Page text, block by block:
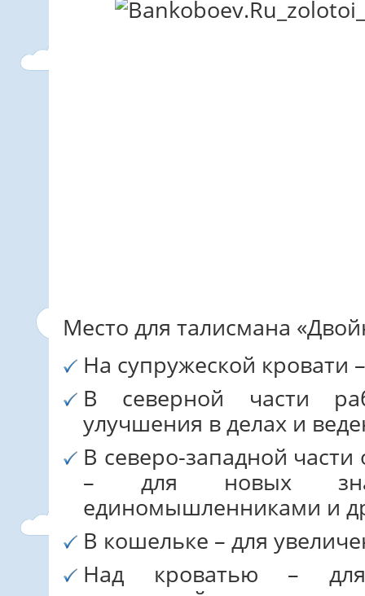
Место для талисмана
На супружеской кровати
В северной части
улучшения в делах и
В северо-западной
– для новых
единомышленниками и
В кошельке – для
Над кроватью –